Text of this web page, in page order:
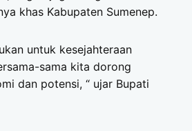
khas Kabupaten Sumenep.
untuk kesejahteraan
sama kita dorong
dan potensi, “ ujar Bupati